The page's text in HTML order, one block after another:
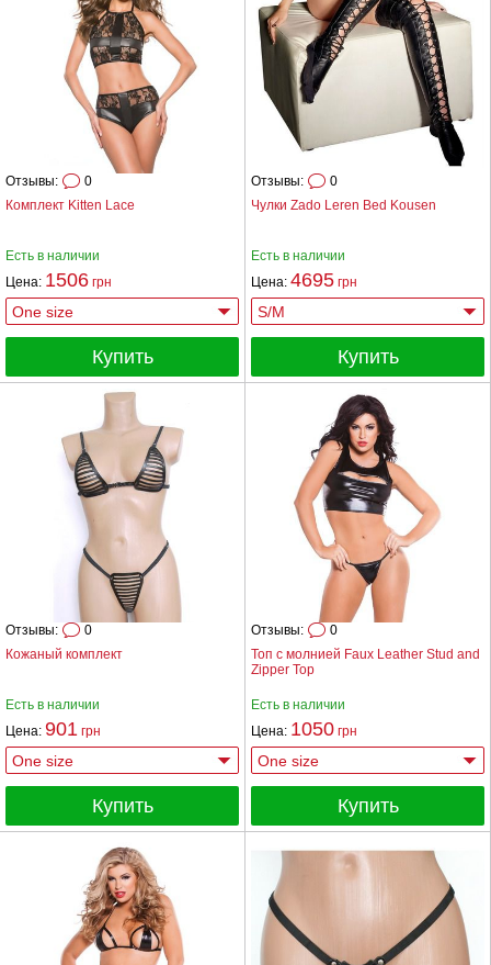
Комплект Kitten Lace
Отзывы: 0
Есть в наличии
Цена: 1506 грн
Купить
Чулки Zado Leren Bed Kousen
Отзывы: 0
Есть в наличии
Цена: 4695 грн
Купить
Кожаный комплект
Отзывы: 0
Есть в наличии
Цена: 901 грн
Купить
Топ с молнией Faux Leather Stud and
Zipper Top
Отзывы: 0
Есть в наличии
Цена: 1050 грн
Купить